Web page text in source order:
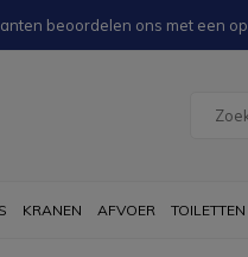
beoordelen ons met een op
KRANEN AFVOER TOILETTEN